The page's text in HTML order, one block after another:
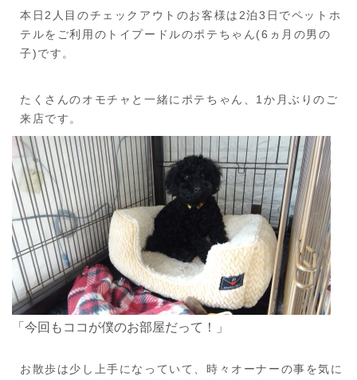
本日2人目のチェックアウトのお客様は2泊3日でペットホ
テルをご利用のトイプードルのポテちゃん(6ヵ月の男の
子)です。
たくさんのオモチャと一緒にポテちゃん、1か月ぶりのご
来店です。
「今回もココが僕のお部屋だって！」
お散歩は少し上手になっていて、時々オーナーの事を気に